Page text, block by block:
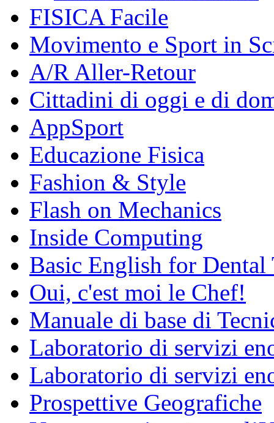
FISICA Facile
Movimento e Sport in
A/R Aller-Retour
Cittadini di oggi e di
AppSport
Educazione Fisica
Fashion & Style
Flash on Mechanics
Inside Computing
Basic English for Dental
Oui, c'est moi le Chef!
Manuale di base di
Laboratorio di servizi
Laboratorio di servizi
Prospettive Geografiche